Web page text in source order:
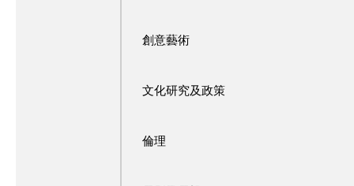
創意藝術
文化研究及政策
倫理